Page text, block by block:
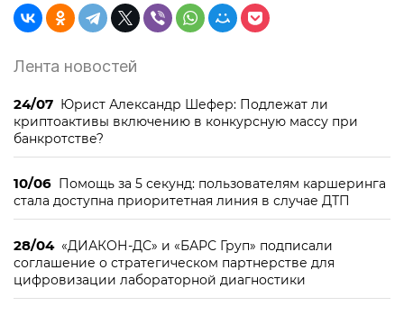
Лента новостей
24/07 Юрист Александр Шефер: Подлежат ли
криптоактивы включению в конкурсную массу при
банкротстве?
10/06 Помощь за 5 секунд: пользователям каршеринга
стала доступна приоритетная линия в случае ДТП
28/04 «ДИАКОН-ДС» и «БАРС Груп» подписали
соглашение о стратегическом партнерстве для
цифровизации лабораторной диагностики